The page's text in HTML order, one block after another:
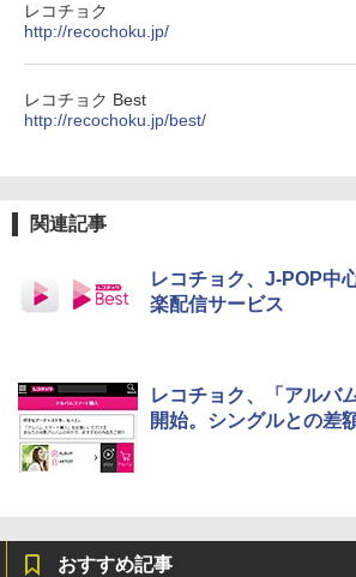
レコチョク
http://recochoku.jp/
レコチョク Best
http://recochoku.jp/best/
関連記事
レコチョク、J-POP中
楽配信サービス
レコチョク、「アルバ
開始。シングルとの差
おすすめ記事